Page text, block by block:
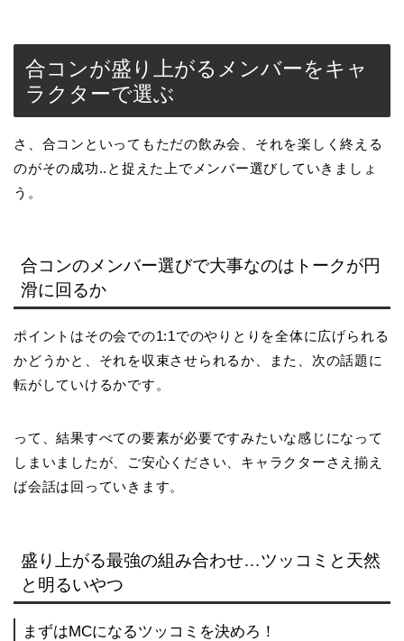
合コンが盛り上がるメンバーをキャ
ラクターで選ぶ
さ、合コンといってもただの飲み会、それを楽しく終える
のがその成功..と捉えた上でメンバー選びしていきましょ
う。
合コンのメンバー選びで大事なのはトークが円
滑に回るか
ポイントはその会での1:1でのやりとりを全体に広げられる
かどうかと、それを収束させられるか、また、次の話題に
転がしていけるかです。
って、結果すべての要素が必要ですみたいな感じになって
しまいましたが、ご安心ください、キャラクターさえ揃え
ば会話は回っていきます。
盛り上がる最強の組み合わせ…ツッコミと天然
と明るいやつ
まずはMCになるツッコミを決めろ！